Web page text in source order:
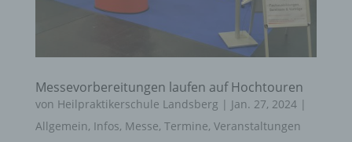
Messevorbereitungen laufen auf Hochtouren
von Heilpraktikerschule Landsberg | Jan. 27, 2024|
Allgemein, Infos, Messe, Termine, Veranstaltungen